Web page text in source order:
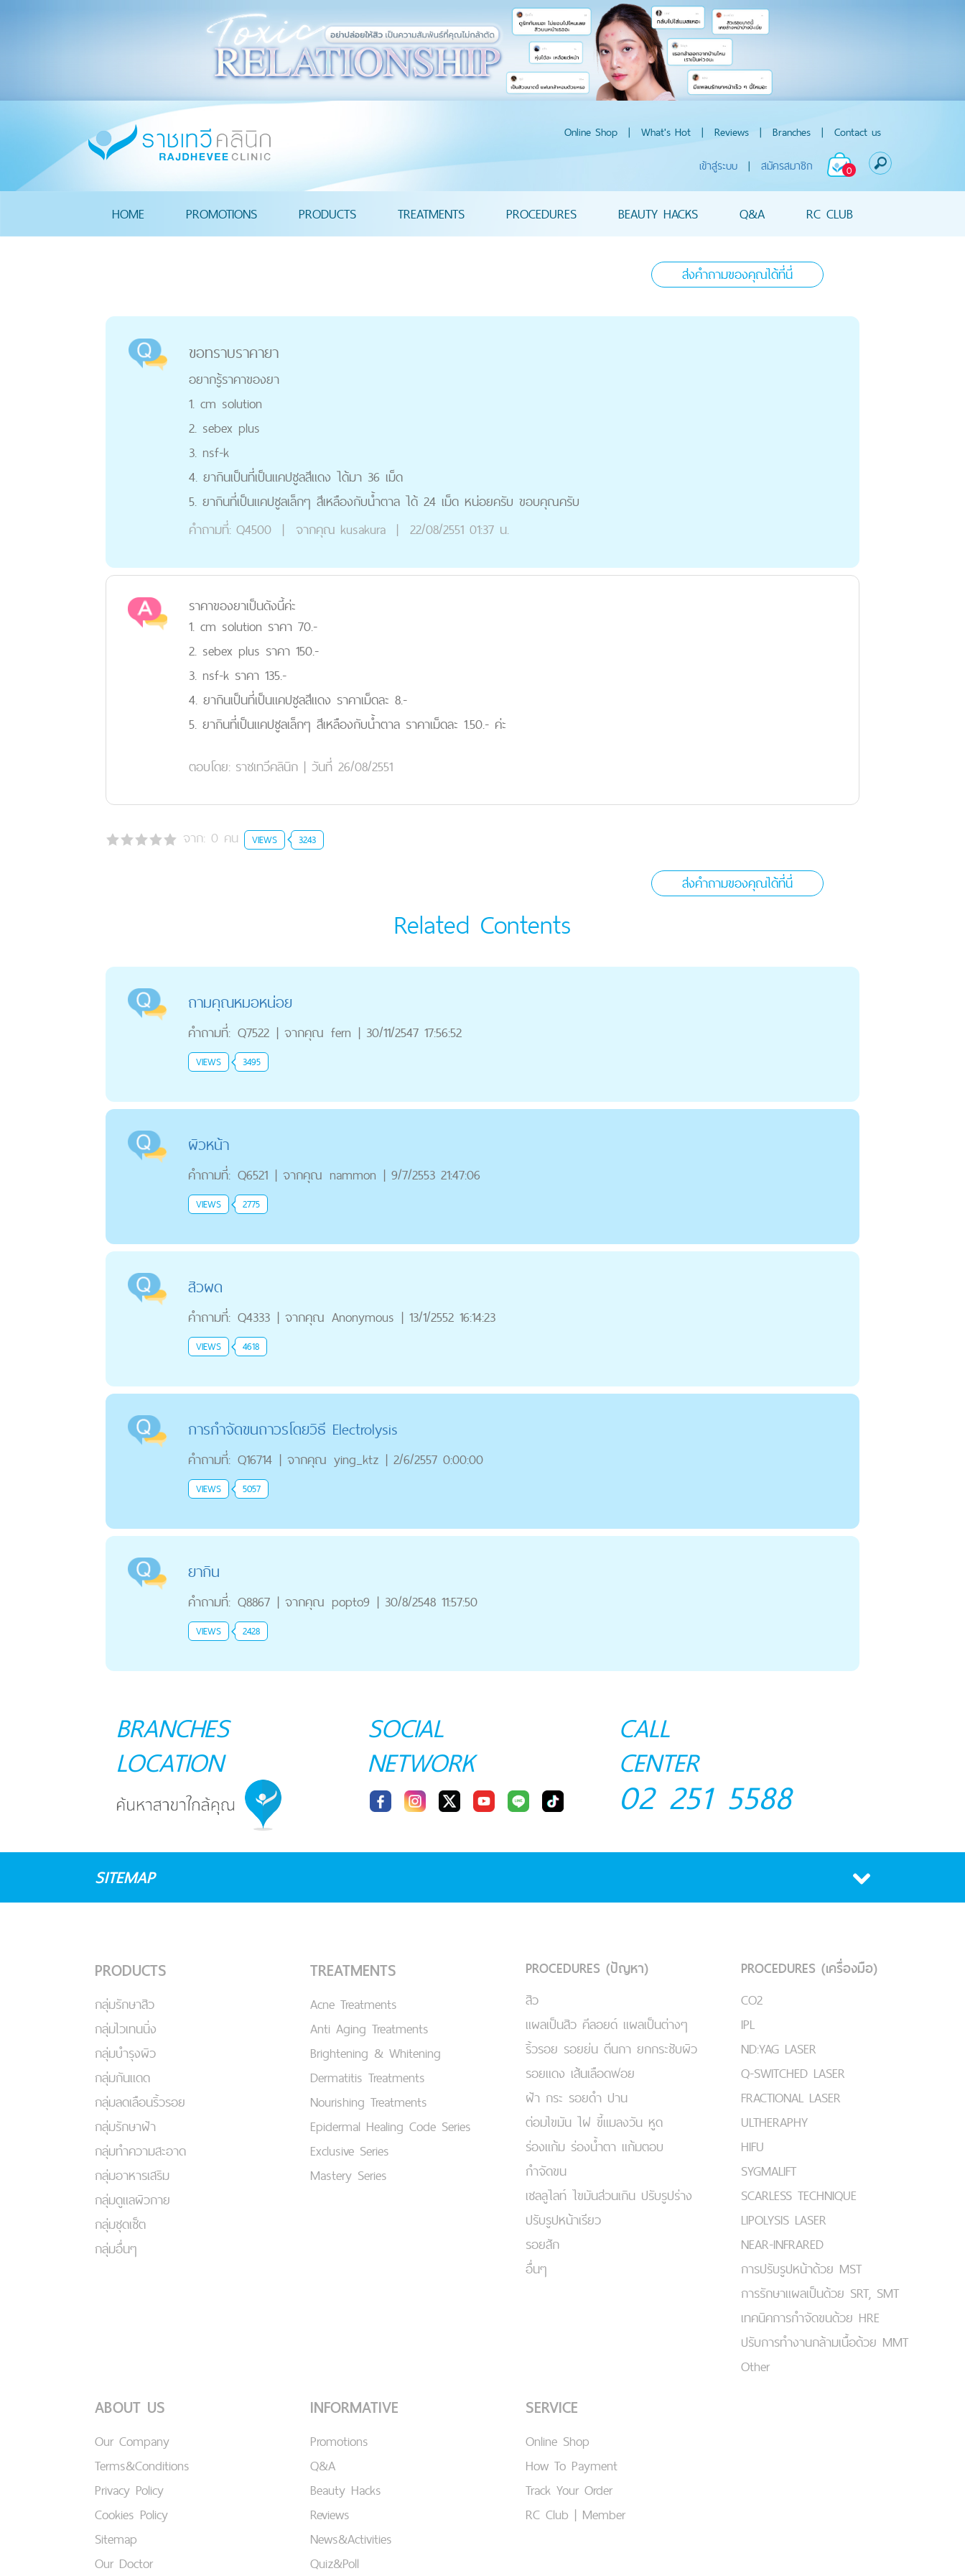
Online Shop | What's Hot | Reviews | Branches | Contact us
0
เข้าสู่ระบบ | สมัครสมาชิก
HOME PROMOTIONS PRODUCTS TREATMENTS PROCEDURES BEAUTY HACKS Q&A RC CLUB
ส่งคำถามของคุณได้ที่นี่
ขอทราบราคายา
อยากรู้ราคาของยา
1. cm solution
2. sebex plus
3. nsf-k
4. ยากินเป็นที่เป็นแคปซูลสีแดง ได้มา 36 เม็ด
5. ยากินที่เป็นแคปซูลเล็กๆ สีเหลืองกับน้ำตาล ได้ 24 เม็ด หน่อยครับ ขอบคุณครับ
คำถามที่: Q4500 | จากคุณ kusakura | 22/08/2551 01:37 น.
ราคาของยาเป็นดังนี้ค่ะ
1. cm solution ราคา 70.-
2. sebex plus ราคา 150.-
3. nsf-k ราคา 135.-
4. ยากินเป็นที่เป็นแคปซูลสีแดง ราคาเม็ดละ 8.-
5. ยากินที่เป็นแคปซูลเล็กๆ สีเหลืองกับน้ำตาล ราคาเม็ดละ 1.50.- ค่ะ
ตอบโดย: ราชเทวีคลินิก | วันที่ 26/08/2551
จาก: 0 คน VIEWS 3243
ส่งคำถามของคุณได้ที่นี่
Related Contents
ถามคุณหมอหน่อย
คำถามที่: Q7522 | จากคุณ fern | 30/11/2547 17:56:52
VIEWS 3495
ผิวหน้า
คำถามที่: Q6521 | จากคุณ nammon | 9/7/2553 21:47:06
VIEWS 2775
สิวผด
คำถามที่: Q4333 | จากคุณ Anonymous | 13/1/2552 16:14:23
VIEWS 4618
การกำจัดขนถาวรโดยวิธี Electrolysis
คำถามที่: Q16714 | จากคุณ ying_ktz | 2/6/2557 0:00:00
VIEWS 5057
ยากิน
คำถามที่: Q8867 | จากคุณ popto9 | 30/8/2548 11:57:50
VIEWS 2428
BRANCHES
LOCATION
SOCIAL
NETWORK
CALL
CENTER
02 251 5588
SITEMAP
PRODUCTS
กลุ่มรักษาสิว
กลุ่มไวเทนนิ่ง
กลุ่มบำรุงผิว
กลุ่มกันแดด
กลุ่มลดเลือนริ้วรอย
กลุ่มรักษาฝ้า
กลุ่มทำความสะอาด
กลุ่มอาหารเสริม
กลุ่มดูแลผิวกาย
กลุ่มชุดเซ็ต
กลุ่มอื่นๆ
TREATMENTS
Acne Treatments
Anti Aging Treatments
Brightening & Whitening
Dermatitis Treatments
Nourishing Treatments
Epidermal Healing Code Series
Exclusive Series
Mastery Series
PROCEDURES (ปัญหา)
สิว
แผลเป็นสิว คีลอยด์ แผลเป็นต่างๆ
ริ้วรอย รอยย่น ตีนกา ยกกระชับผิว
รอยแดง เส้นเลือดฟอย
ฝ้า กระ รอยดำ ปาน
ต่อมไขมัน ไฝ ขี้แมลงวัน หูด
ร่องแก้ม ร่องน้ำตา แก้มตอบ
กำจัดขน
เชลลูไลท์ ไขมันส่วนเกิน ปรับรูปร่าง
ปรับรูปหน้าเรียว
รอยสัก
อื่นๆ
PROCEDURES (เครื่องมือ)
CO2
IPL
ND:YAG LASER
Q-SWITCHED LASER
FRACTIONAL LASER
ULTHERAPHY
HIFU
SYGMALIFT
SCARLESS TECHNIQUE
LIPOLYSIS LASER
NEAR-INFRARED
การปรับรูปหน้าด้วย MST
การรักษาแผลเป็นด้วย SRT, SMT
เทคนิคการกำจัดขนด้วย HRE
ปรับการทำงานกล้ามเนื้อด้วย MMT
Other
ABOUT US
Our Company
Terms&Conditions
Privacy Policy
Cookies Policy
Sitemap
Our Doctor
INFORMATIVE
Promotions
Q&A
Beauty Hacks
Reviews
News&Activities
Quiz&Poll
SERVICE
Online Shop
How To Payment
Track Your Order
RC Club | Member